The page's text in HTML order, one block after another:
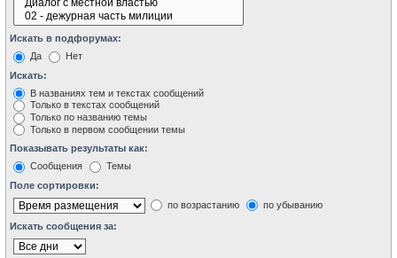
Искать в подфорумах:
Да
Нет
Искать:
В названиях тем и текстах сообщений
Только в текстах сообщений
Только по названию темы
Только в первом сообщении темы
Показывать результаты как:
Сообщения
Темы
Поле сортировки:
по возрастанию
по убыванию
Искать сообщения за: